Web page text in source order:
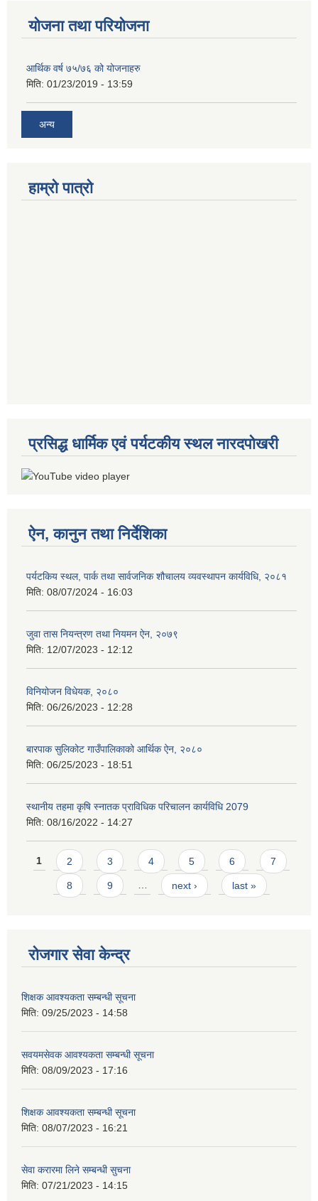
योजना तथा परियोजना
आर्थिक वर्ष ७५/७६ को योजनाहरु
मिति: 01/23/2019 - 13:59
अन्य
हाम्रो पात्रो
प्रसिद्ध धार्मिक एवं पर्यटकीय स्थल नारदपोखरी
ऐन, कानुन तथा निर्देशिका
पर्यटकिय स्थल, पार्क तथा सार्वजनिक शौचालय व्यवस्थापन कार्यविधि, २०८१
मिति: 08/07/2024 - 16:03
जुवा तास नियन्त्रण तथा नियमन ऐन, २०७९
मिति: 12/07/2023 - 12:12
विनियोजन विधेयक, २०८०
मिति: 06/26/2023 - 12:28
बारपाक सुलिकोट गाउँपालिकाको आर्थिक ऐन, २०८०
मिति: 06/25/2023 - 18:51
स्थानीय तहमा कृषि स्नातक प्राविधिक परिचालन कार्यविधि 2079
मिति: 08/16/2022 - 14:27
Pages
1 2 3 4 5 6 7
8 9 … next › last »
रोजगार सेवा केन्द्र
शिक्षक आवश्यकता सम्बन्धी सूचना
मिति: 09/25/2023 - 14:58
सवयमसेवक आवश्यकता सम्बन्धी सूचना
मिति: 08/09/2023 - 17:16
शिक्षक आवश्यकता सम्बन्धी सूचना
मिति: 08/07/2023 - 16:21
सेवा करारमा लिने सम्बन्धी सुचना
मिति: 07/21/2023 - 14:15